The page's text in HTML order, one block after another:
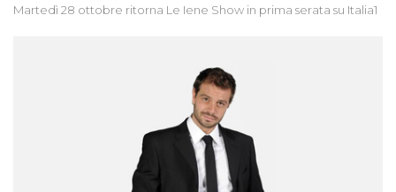
Martedì 28 ottobre ritorna Le Iene Show in prima serata su Italia1